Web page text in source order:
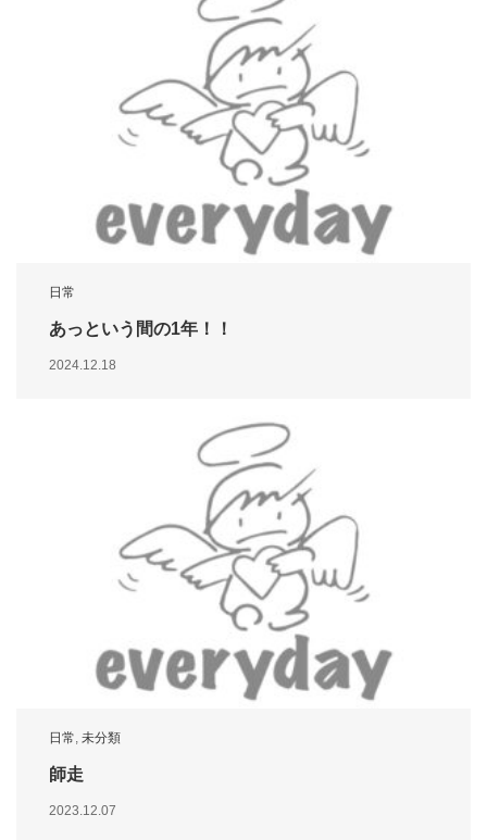
日常
あっという間の1年！！
2024.12.18
日常, 未分類
師走
2023.12.07